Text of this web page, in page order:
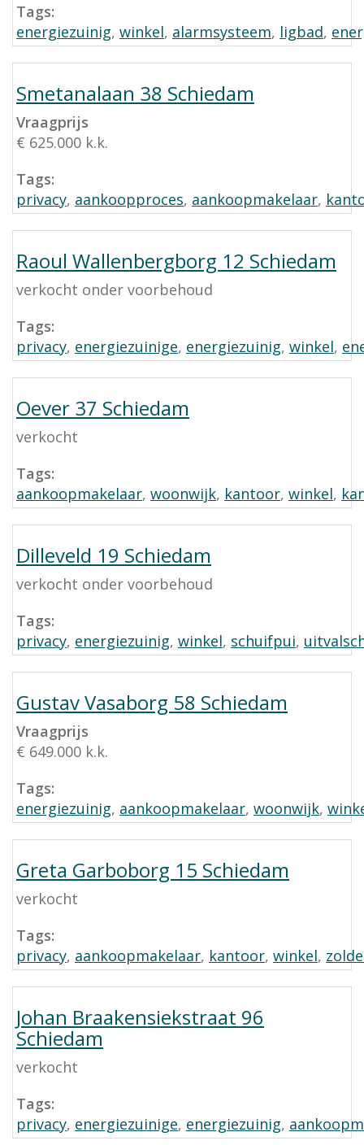
Tags:
energiezuinig, winkel, alarmsysteem, ligbad,
Smetanalaan 38 Schiedam
Vraagprijs
€ 625.000 k.k.
Tags:
privacy, aankoopproces, aankoopmakelaar,
Raoul Wallenbergborg 12 Schiedam
verkocht onder voorbehoud
Tags:
privacy, energiezuinige, energiezuinig, winkel,
Oever 37 Schiedam
verkocht
Tags:
aankoopmakelaar, woonwijk, kantoor, winkel,
Dilleveld 19 Schiedam
verkocht onder voorbehoud
Tags:
privacy, energiezuinig, winkel, schuifpui,
Gustav Vasaborg 58 Schiedam
Vraagprijs
€ 649.000 k.k.
Tags:
energiezuinig, aankoopmakelaar, woonwijk,
Greta Garboborg 15 Schiedam
verkocht
Tags:
privacy, aankoopmakelaar, kantoor, winkel,
Johan Braakensiekstraat 96
Schiedam
verkocht
Tags:
privacy, energiezuinige, energiezuinig,